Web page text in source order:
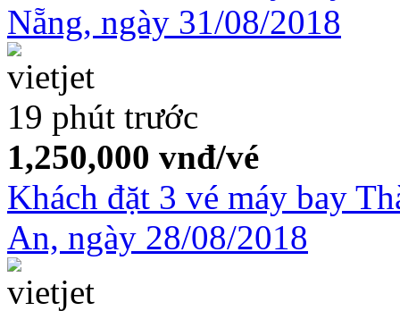
Nẵng, ngày 31/08/2018
19 phút trước
1,250,000 vnđ/vé
Khách đặt 3 vé máy bay
An, ngày 28/08/2018